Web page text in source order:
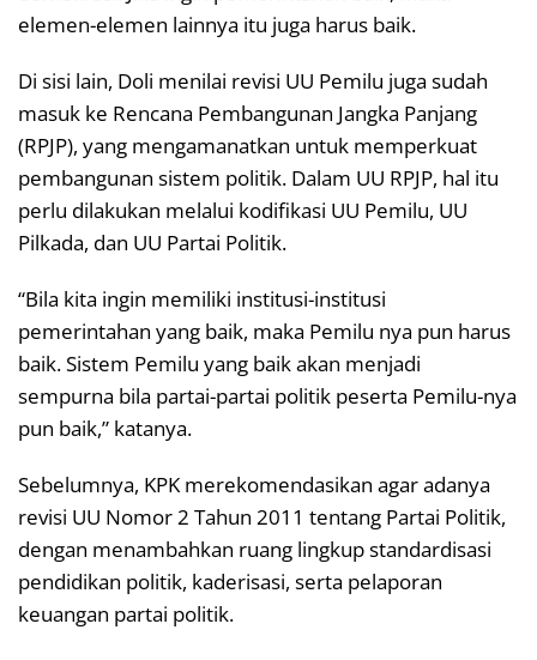
elemen-elemen lainnya itu juga harus baik.
Di sisi lain, Doli menilai revisi UU Pemilu juga sudah
masuk ke Rencana Pembangunan Jangka Panjang
(RPJP), yang mengamanatkan untuk memperkuat
pembangunan sistem politik. Dalam UU RPJP, hal itu
perlu dilakukan melalui kodifikasi UU Pemilu, UU
Pilkada, dan UU Partai Politik.
“Bila kita ingin memiliki institusi-institusi
pemerintahan yang baik, maka Pemilu nya pun harus
baik. Sistem Pemilu yang baik akan menjadi
sempurna bila partai-partai politik peserta Pemilu-nya
pun baik,” katanya.
Sebelumnya, KPK merekomendasikan agar adanya
revisi UU Nomor 2 Tahun 2011 tentang Partai Politik,
dengan menambahkan ruang lingkup standardisasi
pendidikan politik, kaderisasi, serta pelaporan
keuangan partai politik.